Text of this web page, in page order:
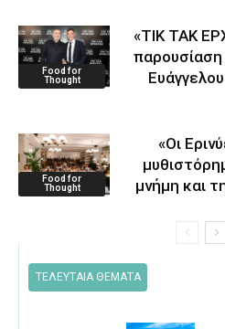
Food for
Thought
«ΤΙΚ ΤΑΚ
παρουσίαση
Food for
Thought
«Οι
μνήμη και
ΤΕΛΕΥΤΑΙΑ ΘΕΜΑΤΑ